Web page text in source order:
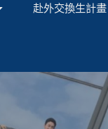
赴外交換生計畫